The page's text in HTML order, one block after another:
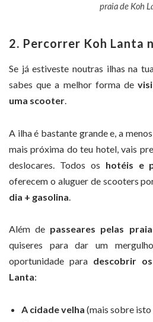
praia de Koh
2. Percorrer Koh Lanta
Se já estiveste noutras ilhas na
sabes que a melhor forma de
uma scooter.
A ilha é bastante grande e, a
mais próxima do teu hotel, vais
deslocares. Todos os hotéis e
oferecem o aluguer de scooters
dia + gasolina
Além de passeares pelas
quiseres para dar um
oportunidade para descobrir
Lanta:
A cidade velha (mais sobre